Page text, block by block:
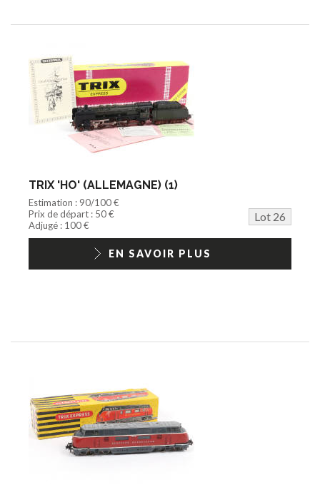
TRIX 'HO' (ALLEMAGNE) (1)
Estimation : 90/100 €
Prix de départ : 50 €
Lot 26
Adjugé : 100 €
EN SAVOIR PLUS